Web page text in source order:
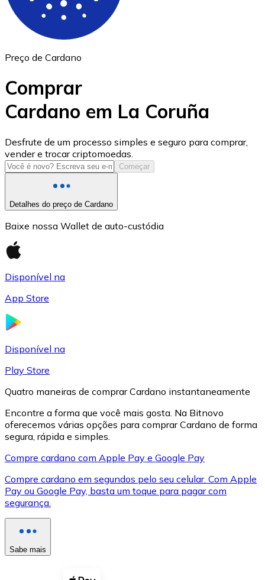
USD Coin
USDC
XRP
XRP
Ver tudo
Cupons cripto
Preço de Cardano
Comprar
Cardano em La Coruña
Desfrute de um processo simples e seguro para comprar,
vender e trocar criptomoedas.
Começar
Detalhes do preço de Cardano
Baixe nossa Wallet de auto-custódia
Disponível na
App Store
Disponível na
Play Store
Quatro maneiras de comprar Cardano instantaneamente
Encontre a forma que você mais gosta. Na Bitnovo
oferecemos várias opções para comprar Cardano de forma
segura, rápida e simples.
Compre cardano com Apple Pay e Google Pay
Compre cardano em segundos pelo seu celular. Com Apple
Pay ou Google Pay, basta um toque para pagar com
segurança.
Sabe mais